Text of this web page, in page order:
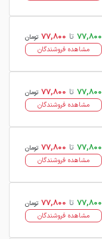
77,800 تا 77,800 تومان
مشاهده فروشندگان
77,800 تا 77,800 تومان
مشاهده فروشندگان
77,800 تا 77,800 تومان
مشاهده فروشندگان
77,800 تا 77,800 تومان
مشاهده فروشندگان